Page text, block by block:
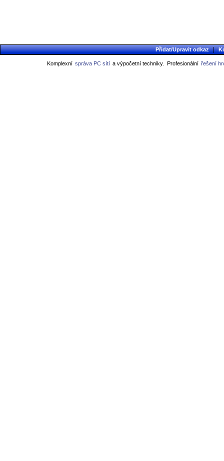
Přidat/Upravit odkaz |
Komplexní správa PC sítí a výpočetní techniky. Profesionální řešení